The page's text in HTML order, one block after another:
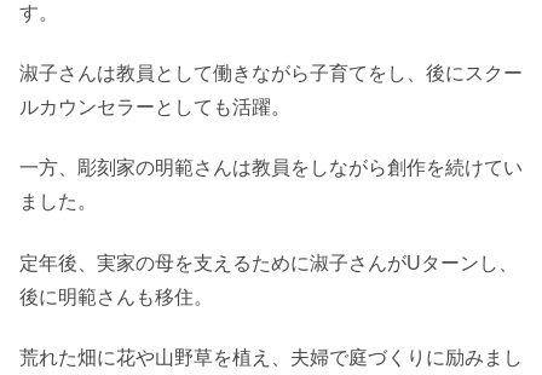
す。
淑子さんは教員として働きながら子育てをし、後にスクー
ルカウンセラーとしても活躍。
一方、彫刻家の明範さんは教員をしながら創作を続けてい
ました。
定年後、実家の母を支えるために淑子さんがUターンし、
後に明範さんも移住。
荒れた畑に花や山野草を植え、夫婦で庭づくりに励みまし